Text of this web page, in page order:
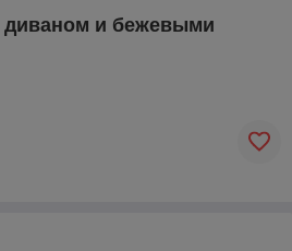
диваном и бежевыми